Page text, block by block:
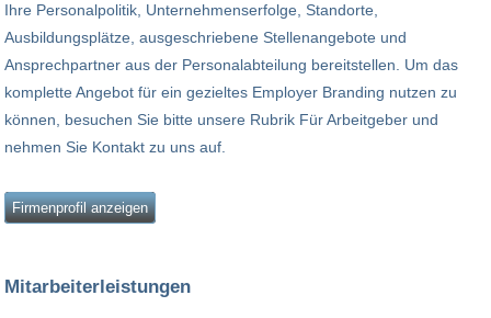
Ihre Personalpolitik, Unternehmenserfolge, Standorte,
Ausbildungsplätze, ausgeschriebene Stellenangebote und
Ansprechpartner aus der Personalabteilung bereitstellen. Um das
komplette Angebot für ein gezieltes Employer Branding nutzen zu
können, besuchen Sie bitte unsere Rubrik Für Arbeitgeber und
nehmen Sie Kontakt zu uns auf.
Firmenprofil anzeigen
Mitarbeiterleistungen